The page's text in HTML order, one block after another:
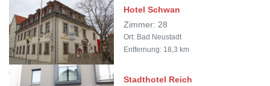
Hotel Schwan
Zimmer: 28
Ort: Bad Neustadt
Entfernung: 18,3 km
Stadthotel Reich